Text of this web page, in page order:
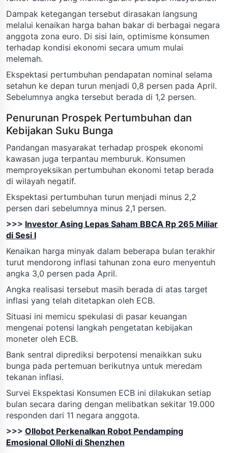
Dampak ketegangan tersebut dirasakan langsung
melalui kenaikan harga bahan bakar di berbagai negara
anggota zona euro. Di sisi lain, optimisme konsumen
terhadap kondisi ekonomi secara umum mulai
melemah.
Ekspektasi pertumbuhan pendapatan nominal selama
setahun ke depan turun menjadi 0,8 persen pada April.
Sebelumnya angka tersebut berada di 1,2 persen.
Penurunan Prospek Pertumbuhan dan
Kebijakan Suku Bunga
Pandangan masyarakat terhadap prospek ekonomi
kawasan juga terpantau memburuk. Konsumen
memproyeksikan pertumbuhan ekonomi tetap berada
di wilayah negatif.
Ekspektasi pertumbuhan turun menjadi minus 2,2
persen dari sebelumnya minus 2,1 persen.
>>> Investor Asing Lepas Saham BBCA Rp 265 Miliar
di Sesi I
Kenaikan harga minyak dalam beberapa bulan terakhir
turut mendorong inflasi tahunan zona euro menyentuh
angka 3,0 persen pada April.
Angka realisasi tersebut masih berada di atas target
inflasi yang telah ditetapkan oleh ECB.
Situasi ini memicu spekulasi di pasar keuangan
mengenai potensi langkah pengetatan kebijakan
moneter oleh ECB.
Bank sentral diprediksi berpotensi menaikkan suku
bunga pada pertemuan berikutnya untuk meredam
tekanan inflasi.
Survei Ekspektasi Konsumen ECB ini dilakukan setiap
bulan secara daring dengan melibatkan sekitar 19.000
responden dari 11 negara anggota.
>>> Ollobot Perkenalkan Robot Pendamping
Emosional OlloNi di Shenzhen